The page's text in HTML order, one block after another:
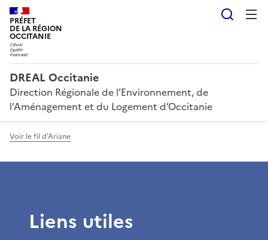
PRÉFET
DE LA RÉGION
OCCITANIE
DREAL Occitanie
Direction Régionale de l’Environnement, de
l’Aménagement et du Logement d’Occitanie
Voir le fil d'Ariane
Liens utiles